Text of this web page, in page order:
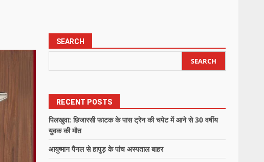
SEARCH
SEARCH
RECENT POSTS
पिलखुवा: छिजारसी फाटक के पास ट्रेन की चपेट में आने से 30 वर्षीय
युवक की मौत
आयुष्मान पैनल से हापुड़ के पांच अस्पताल बाहर